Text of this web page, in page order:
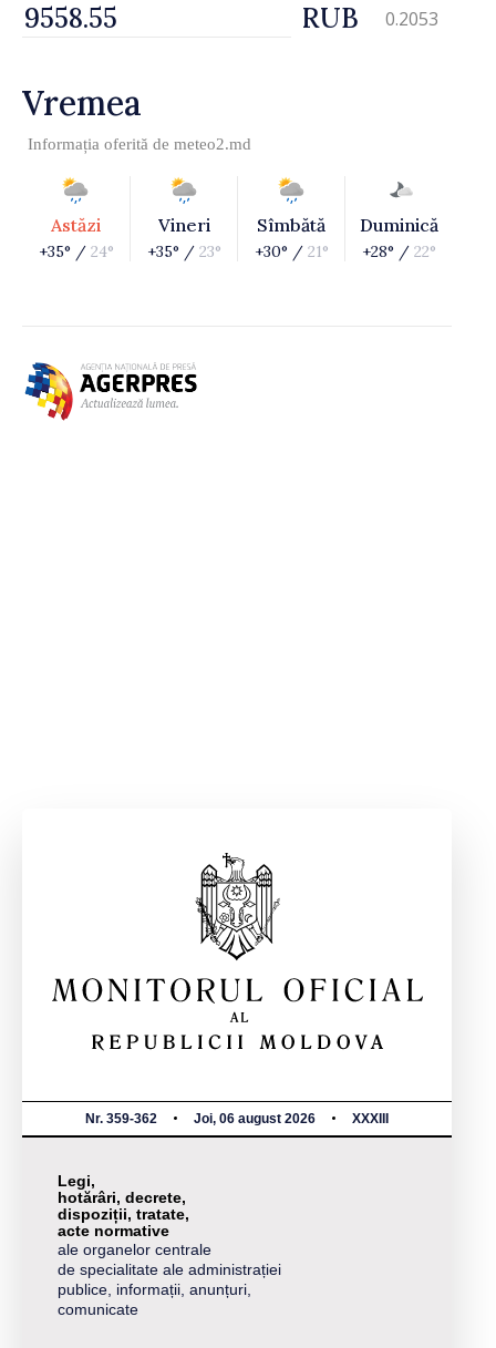
RUB 0.2053
Vremea
Informația oferită de meteo2.md
Astăzi
+35° / 24°
Vineri
+35° / 23°
Sîmbătă
+30° / 21°
Duminică
+28° / 22°
Nr. 359-362 Joi, 06 august 2026 XXXIII
Legi,
hotărâri, decrete,
dispoziții, tratate,
acte normative
ale organelor centrale
de specialitate ale administrației
publice, informații, anunțuri,
comunicate